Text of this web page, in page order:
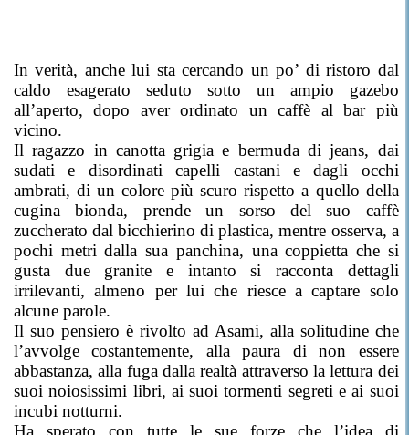
In verità, anche lui sta cercando un po’ di ristoro dal
caldo esagerato seduto sotto un ampio gazebo
all’aperto, dopo aver ordinato un caffè al bar più
vicino.
Il ragazzo in canotta grigia e bermuda di jeans, dai
sudati e disordinati capelli castani e dagli occhi
ambrati, di un colore più scuro rispetto a quello della
cugina bionda, prende un sorso del suo caffè
zuccherato dal bicchierino di plastica, mentre osserva, a
pochi metri dalla sua panchina, una coppietta che si
gusta due granite e intanto si racconta dettagli
irrilevanti, almeno per lui che riesce a captare solo
alcune parole.
Il suo pensiero è rivolto ad Asami, alla solitudine che
l’avvolge costantemente, alla paura di non essere
abbastanza, alla fuga dalla realtà attraverso la lettura dei
suoi noiosissimi libri, ai suoi tormenti segreti e ai suoi
incubi notturni.
Ha sperato con tutte le sue forze che l’idea di